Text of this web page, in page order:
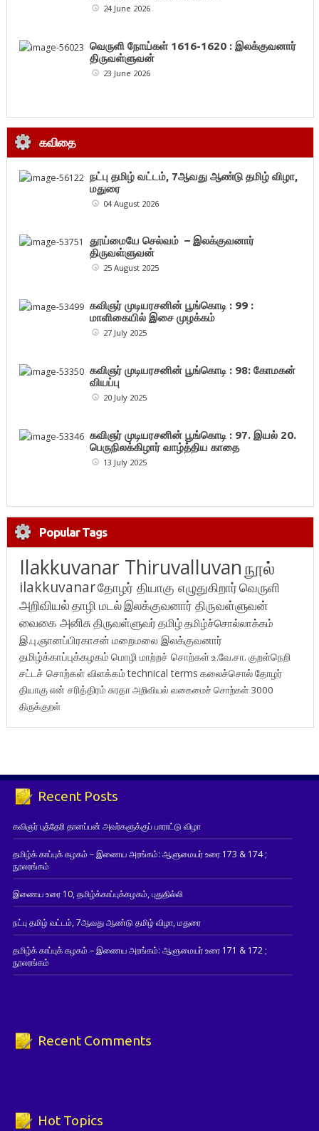
24 June 2026
வெருளி நோய்கள் 1616-1620 : இலக்குவனார்
திருவள்ளுவன்
23 June 2026
கவிதை
நட்பு தமிழ் வட்டம், 7ஆவது ஆண்டு தமிழ் விழா,
மதுரை
04 August 2026
தூய்மையே செல்வம் – இலக்குவனார்
திருவள்ளுவன்
25 August 2025
கவிஞர் முடியரசனின் பூங்கொடி : 99 :
மாளிகையில் இசை முழக்கம்
27 July 2025
கவிஞர் முடியரசனின் பூங்கொடி : 98: கோமகன்
வியப்பு
20 July 2025
கவிஞர் முடியரசனின் பூங்கொடி : 97. இயல் 20.
பெருநிலக்கிழார் வாழ்த்திய காதை
13 July 2025
Popular Tags
Ilakkuvanar Thiruvalluvanநூல்
ilakkuvanarதோழர் தியாகு எழுதுகிறார்வெருளி
அறிவியல்தாழி மடல்இலக்குவனார் திருவள்ளுவன்
வைகை அனிசுதிருவள்ளுவர்தமிழ்தமிழ்ச்சொல்லாக்கம்
இ.பு.ஞானப்பிரகாசன் மறைமலை இலக்குவனார்
தமிழ்க்காப்புக்கழகம் மொழி மாற்றச் சொற்கள்உ.வே.சா. குறள்நெறி
சட்டச் சொற்கள் விளக்கம்technical terms கலைச்சொல்தோழர்
தியாகுஎன் சரித்திரம்சுரதாஅறிவியல் வகைமைச் சொற்கள் 3000
திருக்குறள்
Recent Posts
கவிஞர் புத்தேரி தானப்பன் அவர்களுக்குப் பாராட்டு விழா
தமிழ்க் காப்புக் கழகம் – இணைய அரங்கம்: ஆளுமையர் உரை 173 & 174 ;
நூலரங்கம்
இணைய உரை 10, தமிழ்க்காப்புக்கழகம், புதுதில்லி
நட்பு தமிழ் வட்டம், 7ஆவது ஆண்டு தமிழ் விழா, மதுரை
தமிழ்க் காப்புக் கழகம் – இணைய அரங்கம்: ஆளுமையர் உரை 171 & 172 ;
நூலரங்கம்
Recent Comments
Hot Topics